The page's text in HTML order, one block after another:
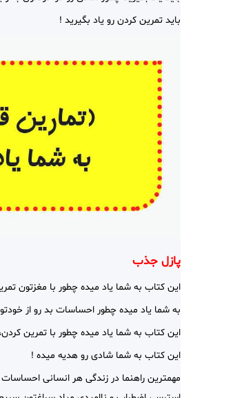
باید تمرین کردن رو یاد بگیرید !
پازل جذب
این کتاب به شما یاد میده چطور با مغزتون
به شما یاد میده چطور احساسات بد رو از
این کتاب به شما یاد میده چطور با تمرین
این کتاب به شما شادی رو هدیه میده !
مهمترین راهنما در زندگی هر انسانی